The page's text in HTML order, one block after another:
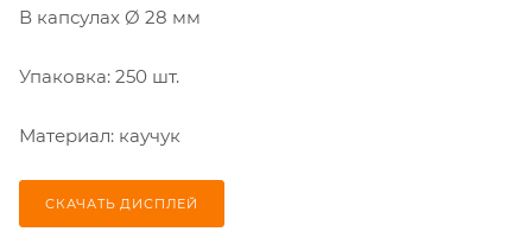
В капсулах Ø 28 мм
Упаковка: 250 шт.
Материал: каучук
СКАЧАТЬ ДИСПЛЕЙ